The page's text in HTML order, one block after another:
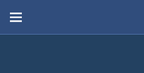
вмістуМеню